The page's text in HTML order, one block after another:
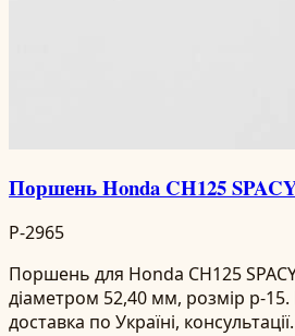
Поршень Honda CH125
P-2965
Поршень для Honda CH125
діаметром 52,40 мм, розмір p-15.
доставка по Україні, консультації.